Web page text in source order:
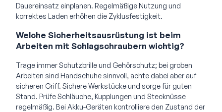
Dauereinsatz einplanen. Regelmäßige Nutzung und
korrektes Laden erhöhen die Zyklusfestigkeit.
Welche Sicherheitsausrüstung ist beim
Arbeiten mit Schlagschraubern wichtig?
Trage immer Schutzbrille und Gehörschutz; bei groben
Arbeiten sind Handschuhe sinnvoll, achte dabei aber auf
sicheren Griff. Sichere Werkstücke und sorge für guten
Stand. Prüfe Schläuche, Kupplungen und Stecknüsse
regelmäßig. Bei Akku-Geräten kontrolliere den Zustand der